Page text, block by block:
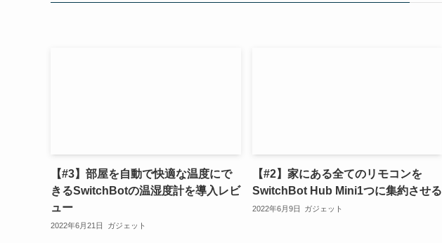
【#3】部屋を自動で快適な温度にで
きるSwitchBotの温湿度計を導入レビ
ュー
2022年6月21日 ガジェット
【#2】家にある全てのリモコンを
SwitchBot Hub Mini1つに集約させる
2022年6月9日 ガジェット